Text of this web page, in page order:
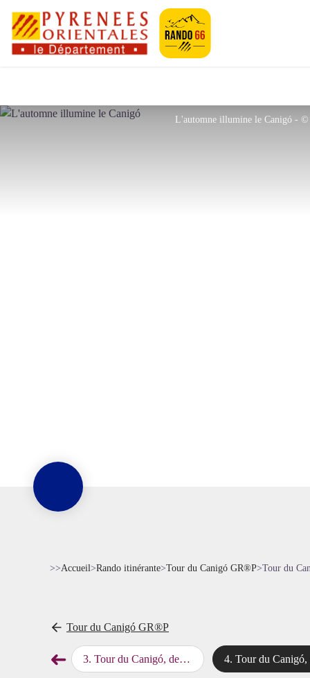
>>Accueil>Rando itinérante>Tour du Canigó GR®P>Tour du
Tour du Canigó GR®P
➜Étape précédente
3. Tour du Canigó, des Conques à Marialles 4.Tour du Canigó, de Marialles aux